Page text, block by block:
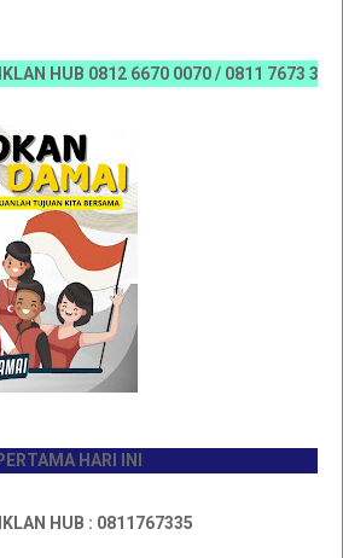
HUB 0812 6670 0070 / 0811 7673 35,
HARI INI
HUB : 0811767335